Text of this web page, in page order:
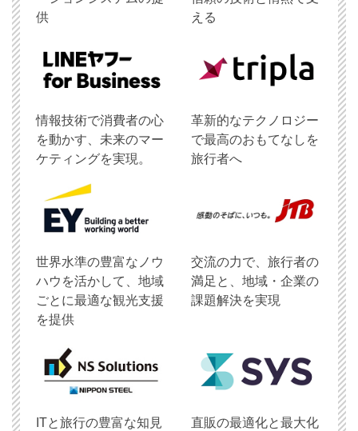
供
える
情報技術で消費者の心
を動かす、未来のマー
ケティングを実現。
革新的なテクノロジー
で最高のおもてなしを
旅行者へ
世界水準の豊富なノウ
ハウを活かして、地域
ごとに最適な観光支援
を提供
交流の力で、旅行者の
満足と、地域・企業の
課題解決を実現
ITと旅行の豊富な知見
直販の最適化と最大化